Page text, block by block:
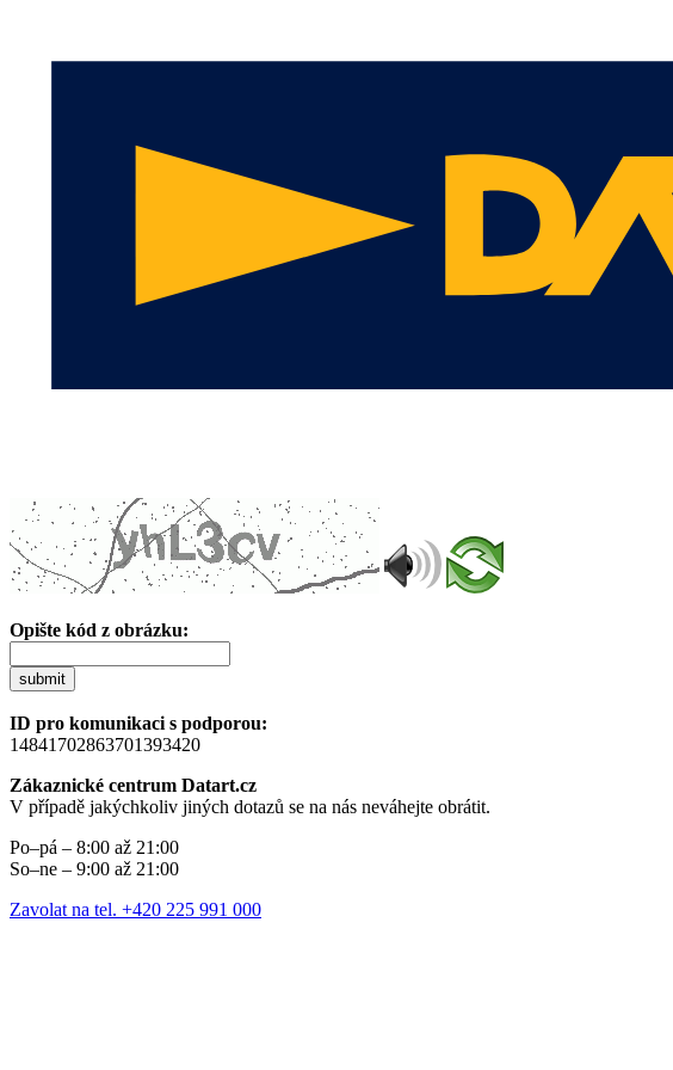
Opište kód z obrázku:
submit
ID pro komunikaci s podporou:
14841702863701393420
Zákaznické centrum Datart.cz
V případě jakýchkoliv jiných dotazů se na nás neváhejte obrátit.
Po–pá – 8:00 až 21:00
So–ne – 9:00 až 21:00
Zavolat na tel. +420 225 991 000